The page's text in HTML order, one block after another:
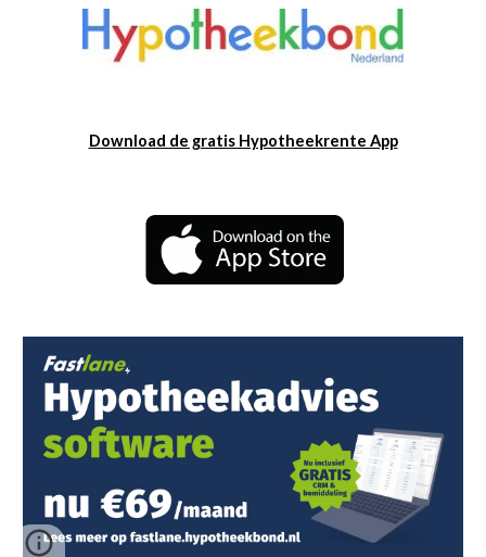
Download de gratis Hypotheekrente App